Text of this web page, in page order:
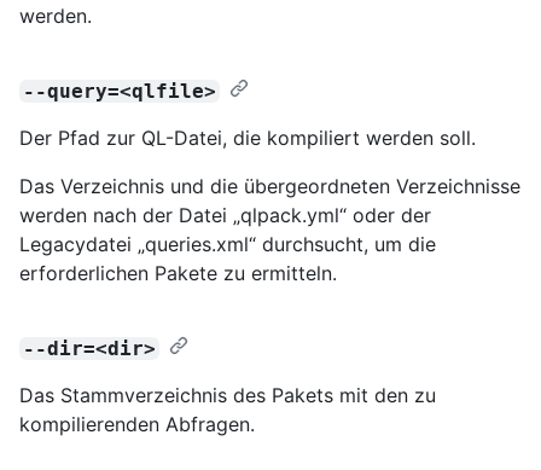
werden.
--query=<qlfile>
Der Pfad zur QL-Datei, die kompiliert werden soll.
Das Verzeichnis und die übergeordneten Verzeichnisse
werden nach der Datei „qlpack.yml“ oder der
Legacydatei „queries.xml“ durchsucht, um die
erforderlichen Pakete zu ermitteln.
--dir=<dir>
Das Stammverzeichnis des Pakets mit den zu
kompilierenden Abfragen.